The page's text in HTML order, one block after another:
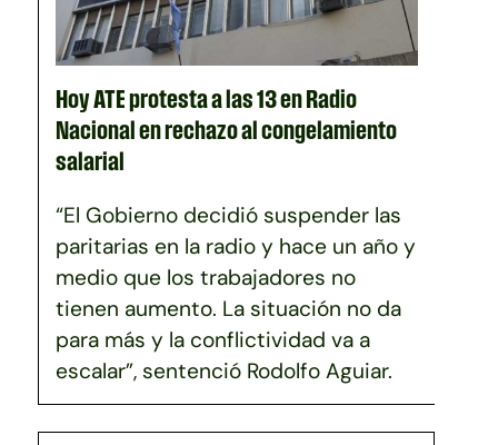
Hoy ATE protesta a las 13 en Radio
Nacional en rechazo al congelamiento
salarial
“El Gobierno decidió suspender las
paritarias en la radio y hace un año y
medio que los trabajadores no
tienen aumento. La situación no da
para más y la conflictividad va a
escalar”, sentenció Rodolfo Aguiar.